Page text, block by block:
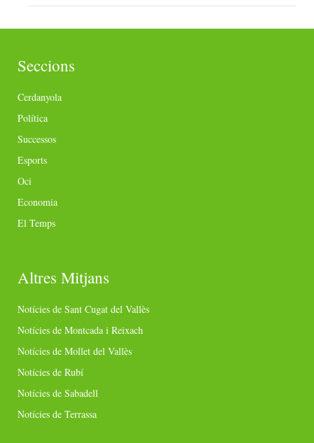
Seccions
Cerdanyola
Política
Successos
Esports
Oci
Economia
El Temps
Altres Mitjans
Notícies de Sant Cugat del Vallès
Notícies de Montcada i Reixach
Notícies de Mollet del Vallès
Notícies de Rubí
Notícies de Sabadell
Notícies de Terrassa